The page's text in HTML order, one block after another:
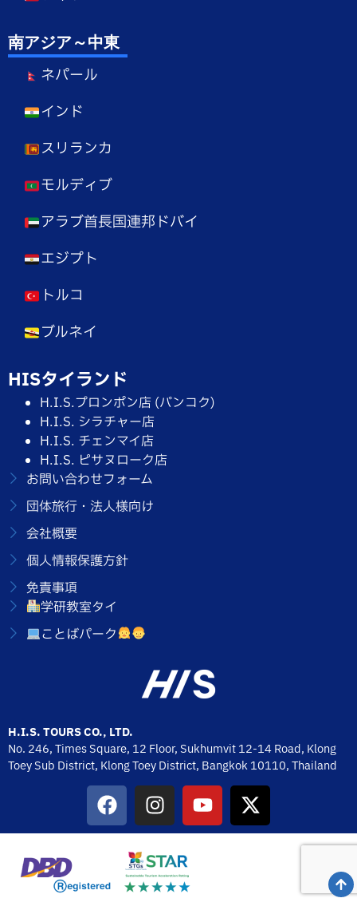
南アジア～中東
ネパール
インド
スリランカ
モルディブ
アラブ首長国連邦ドバイ
エジプト
トルコ
ブルネイ
HISタイランド
H.I.S.プロンポン店 (バンコク)
H.I.S. シラチャー店
H.I.S. チェンマイ店
H.I.S. ピサヌローク店
お問い合わせフォーム
団体旅行・法人様向け
会社概要
個人情報保護方針
免責事項
学研教室タイ
ことばパーク
H.I.S. TOURS CO., LTD.
No. 246, Times Square, 12 Floor, Sukhumvit 12-14 Road, Klong
Toey Sub District, Klong Toey District, Bangkok 10110,Thailand